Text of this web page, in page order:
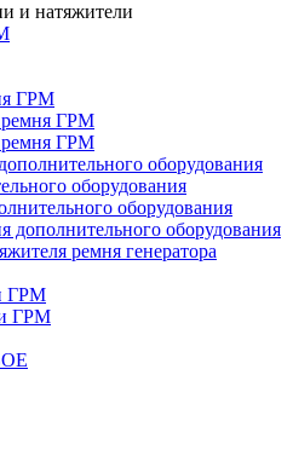
и натяжители
ГРМ
ГРМ
ГРМ
оборудования
оборудования
оборудования
дополнительного оборудования
ремня генератора
ГРМ
ГРМ